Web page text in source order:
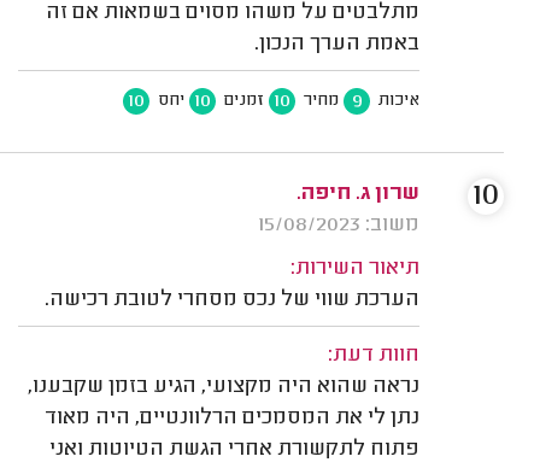
מתלבטים על משהו מסוים בשמאות אם זה
באמת הערך הנכון.
איכות 9 מחיר 10 זמנים 10 יחס 10
שרון ג. חיפה.
משוב: 15/08/2023
תיאור השירות:
הערכת שווי של נכס מסחרי לטובת רכישה.
חוות דעת:
נראה שהוא היה מקצועי, הגיע בזמן שקבענו,
נתן לי את המסמכים הרלוונטיים, היה מאוד
פתוח לתקשורת אחרי הגשת הטיוטות ואני
10